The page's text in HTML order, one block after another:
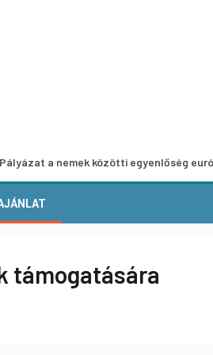
nemek közötti egyenlőség európai
támogatására